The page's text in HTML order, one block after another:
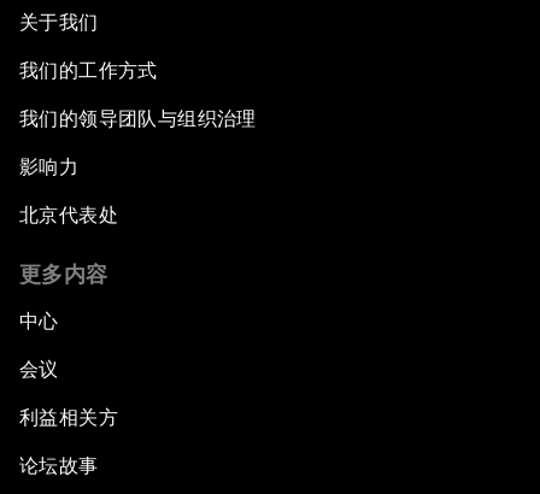
关于我们
我们的工作方式
我们的领导团队与组织治理
影响力
北京代表处
更多内容
中心
会议
利益相关方
论坛故事